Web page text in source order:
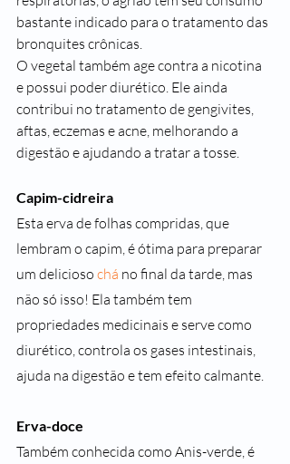
bastante indicado para o tratamento das
bronquites crônicas.
O vegetal também age contra a nicotina
e possui poder diurético. Ele ainda
contribui no tratamento de gengivites,
aftas, eczemas e acne, melhorando a
digestão e ajudando a tratar a tosse.
Capim-cidreira
Esta erva de folhas compridas, que
lembram o capim, é ótima para preparar
um delicioso chá no final da tarde, mas
não só isso! Ela também tem
propriedades medicinais e serve como
diurético, controla os gases intestinais,
ajuda na digestão e tem efeito calmante.
Erva-doce
Também conhecida como Anis-verde, é